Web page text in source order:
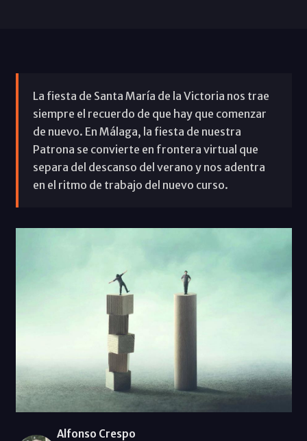
La fiesta de Santa María de la Victoria nos trae
siempre el recuerdo de que hay que comenzar
de nuevo. En Málaga, la fiesta de nuestra
Patrona se convierte en frontera virtual que
separa del descanso del verano y nos adentra
en el ritmo de trabajo del nuevo curso.
Alfonso Crespo